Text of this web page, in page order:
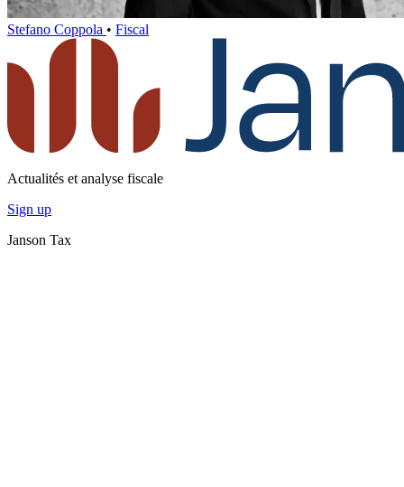
Stefano Coppola • Fiscal
Actualités et analyse fiscale
Sign up
Janson Tax